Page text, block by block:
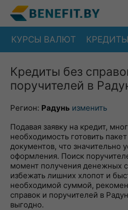
КУРСЫ ВАЛЮТ КРЕДИТЫ
Кредиты без
поручителей в
Регион: Радунь изменить
Подавая заявку на кредит,
необходимость готовить
документов, что значительно
оформления. Поиск
момент получения денежных
избежать лишних хлопот и
необходимой суммой,
справок и поручителей в
выгодно.